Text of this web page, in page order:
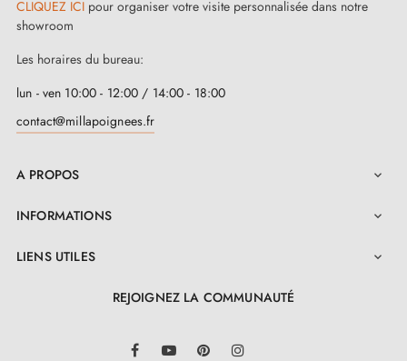
CLIQUEZ ICI pour organiser votre visite personnalisée dans notre
showroom
Les horaires du bureau:
lun - ven 10:00 - 12:00 / 14:00 - 18:00
contact@millapoignees.fr
A PROPOS 
INFORMATIONS 
LIENS UTILES 
REJOIGNEZ LA COMMUNAUTÉ
FacebookYouTube Pinterest